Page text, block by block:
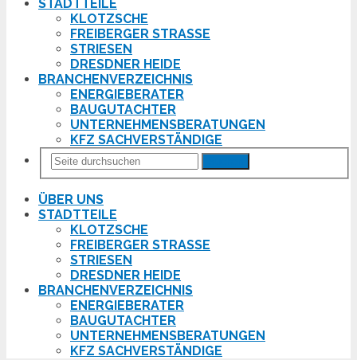
STADTTEILE
KLOTZSCHE
FREIBERGER STRASSE
STRIESEN
DRESDNER HEIDE
BRANCHENVERZEICHNIS
ENERGIEBERATER
BAUGUTACHTER
UNTERNEHMENSBERATUNGEN
KFZ SACHVERSTÄNDIGE
ÜBER UNS
STADTTEILE
KLOTZSCHE
FREIBERGER STRASSE
STRIESEN
DRESDNER HEIDE
BRANCHENVERZEICHNIS
ENERGIEBERATER
BAUGUTACHTER
UNTERNEHMENSBERATUNGEN
KFZ SACHVERSTÄNDIGE